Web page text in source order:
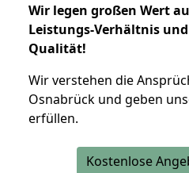
Wir legen großen Wert
Leistungs-Verhältnis
Qualität!
Wir verstehen die
Osnabrück und geben
erfüllen.
Kostenlose